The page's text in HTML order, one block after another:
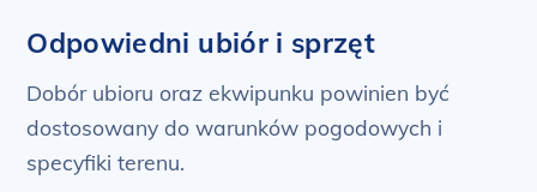
Odpowiedni ubiór i sprzęt
Dobór ubioru oraz ekwipunku powinien być
dostosowany do warunków pogodowych i
specyfiki terenu.